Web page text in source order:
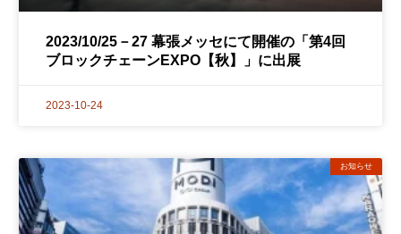
2023/10/25－27 幕張メッセにて開催の「第4回
ブロックチェーンEXPO【秋】」に出展
2023-10-24
お知らせ